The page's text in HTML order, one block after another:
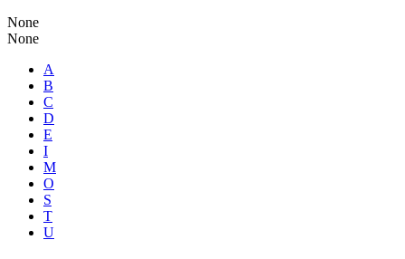
None
None
A
B
C
D
E
I
M
O
S
T
U